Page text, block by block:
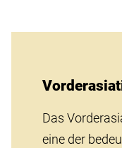
Das
eine der